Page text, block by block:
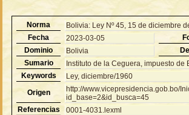
Norma
Bolivia: Ley Nº 45, 15 de diciembre
Fecha
2023-03-05
Dominio
Bolivia
Sumario
Instituto de la Ceguera, impuesto de
Keywords
Ley, diciembre/1960
Origen
http://www.vicepresidencia.gob.bo/
id_base=2&id_busca=45
Referencias
0001-4031.lexml